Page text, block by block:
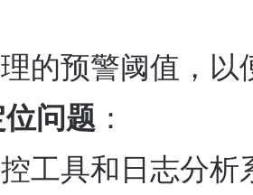
的预警阈值，
问题 ：
工具和日志分